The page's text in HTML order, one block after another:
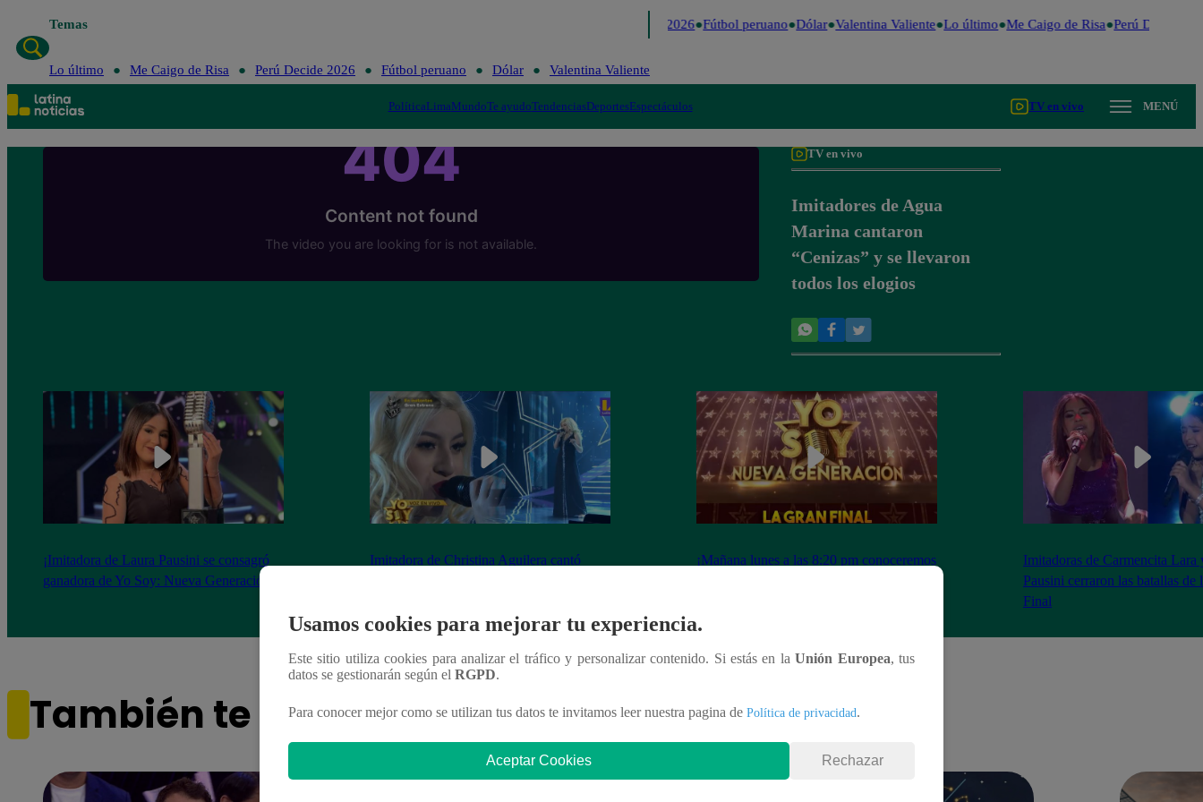
Temas Perú Decide 2026 Fútbol peruano Dólar Valentina Valiente Lo último Me Caigo de Risa Perú Decide
Lo último Me Caigo de Risa Perú Decide 2026 Fútbol peruano Dólar Valentina Valiente
PolíticaLimaMundoTe ayudoTendenciasDeportesEspectáculos TV en vivo MENÚ
TV en vivo
Imitadores de Agua
Marina cantaron
“Cenizas” y se llevaron
todos los elogios
¡Imitadora de Laura Pausini se consagró
ganadora de Yo Soy: Nueva Generación!
Imitadora de Christina Aguilera cantó
¡Mañana lunes a las 8:20 pm conoceremos
Imitadoras de Carmencita Lara
Pausini cerraron las batallas de
Final
También te puede interesar
Usamos cookies para mejorar tu experiencia.
Este sitio utiliza cookies para analizar el tráfico y personalizar contenido. Si estás en laUnión Europea, tus
datos se gestionarán según el RGPD.
Para conocer mejor como se utilizan tus datos te invitamos leer nuestra pagina de Política de privacidad.
Aceptar Cookies Rechazar